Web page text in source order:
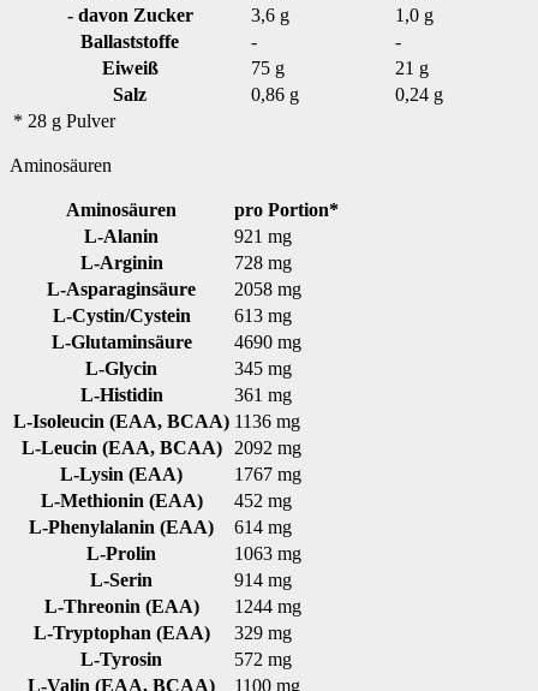
- davon Zucker
3,6 g
1,0 g
Ballaststoffe
-
-
Eiweiß
75 g
21 g
Salz
0,86 g
0,24 g
* 28 g Pulver
Aminosäuren
Aminosäuren
pro Portion*
L-Alanin
921 mg
L-Arginin
728 mg
L-Asparaginsäure
2058 mg
L-Cystin/Cystein
613 mg
L-Glutaminsäure
4690 mg
L-Glycin
345 mg
L-Histidin
361 mg
L-Isoleucin (EAA, BCAA) 1136 mg
L-Leucin (EAA, BCAA)
2092 mg
L-Lysin (EAA)
1767 mg
L-Methionin (EAA)
452 mg
L-Phenylalanin (EAA)
614 mg
L-Prolin
1063 mg
L-Serin
914 mg
L-Threonin (EAA)
1244 mg
L-Tryptophan (EAA)
329 mg
L-Tyrosin
572 mg
L-Valin (EAA, BCAA)
1100 mg